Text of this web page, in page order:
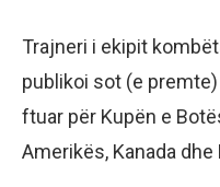
Trajneri i ekipit
publikoi sot (e
ftuar për Kupën e
Amerikës, Kanada dhe